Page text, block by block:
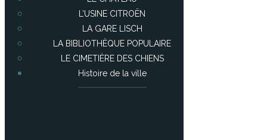
L’USINE CITROËN
LA GARE LISCH
LA BIBLIOTHÈQUE POPULAIRE
LE CIMETIÈRE DES CHIENS
Histoire de la ville